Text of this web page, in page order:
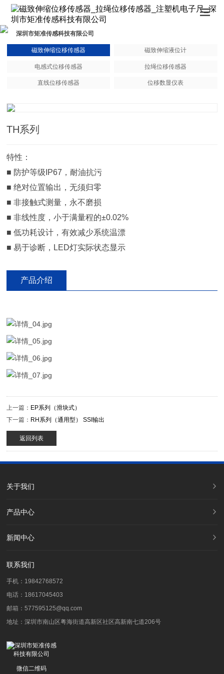
深圳市矩准传感科技有限公司
磁致伸缩位移传感器 磁致伸缩液位计
电感式位移传感器 拉绳位移传感器
直线位移传感器 位移数显仪表
TH系列
特性：
■ 防护等级IP67，耐油抗污
■ 绝对位置输出，无须归零
■ 非接触式测量，永不磨损
■ 非线性度，小于满量程的±0.02%
■ 低功耗设计，有效减少系统温漂
■ 易于诊断，LED灯实际状态显示
产品介绍
上一篇： EP系列（滑块式）
下一篇： RH系列（通用型） SSI输出
返回列表
关于我们
产品中心
新闻中心
联系我们
手机：19842768572
电话：18617045403
邮箱：577595125@qq.com
地址：深圳市南山区粤海街道高新区社区高新南七道206号
微信二维码